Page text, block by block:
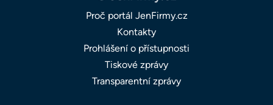
Proč portál JenFirmy.cz
Kontakty
Prohlášení o přístupnosti
Tiskové zprávy
Transparentní zprávy